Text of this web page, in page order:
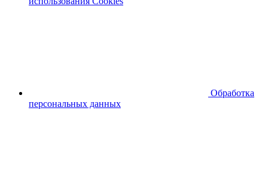
Обработка
персональных данных